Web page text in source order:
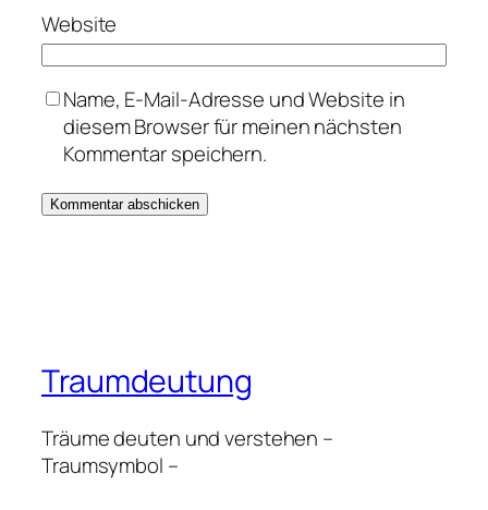
Website
Name, E-Mail-Adresse und Website in
diesem Browser für meinen nächsten
Kommentar speichern.
Traumdeutung
Träume deuten und verstehen –
Traumsymbol –